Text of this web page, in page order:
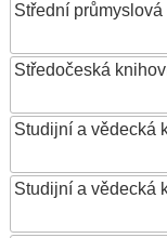
Střední
Středočeská
Studijní a vědecká
Studijní a vědecká